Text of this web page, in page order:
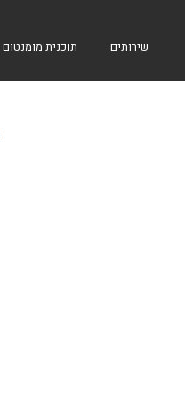
שירותים תוכנית מומנטום